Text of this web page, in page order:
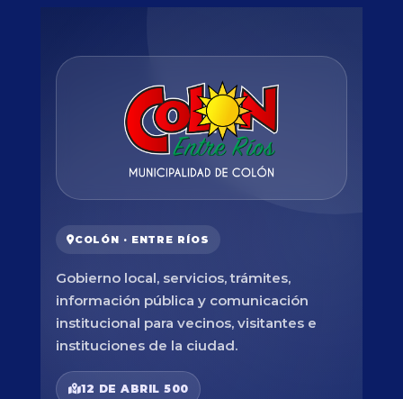
COLÓN · ENTRE RÍOS
Gobierno local, servicios, trámites,
información pública y comunicación
institucional para vecinos, visitantes e
instituciones de la ciudad.
12 DE ABRIL 500